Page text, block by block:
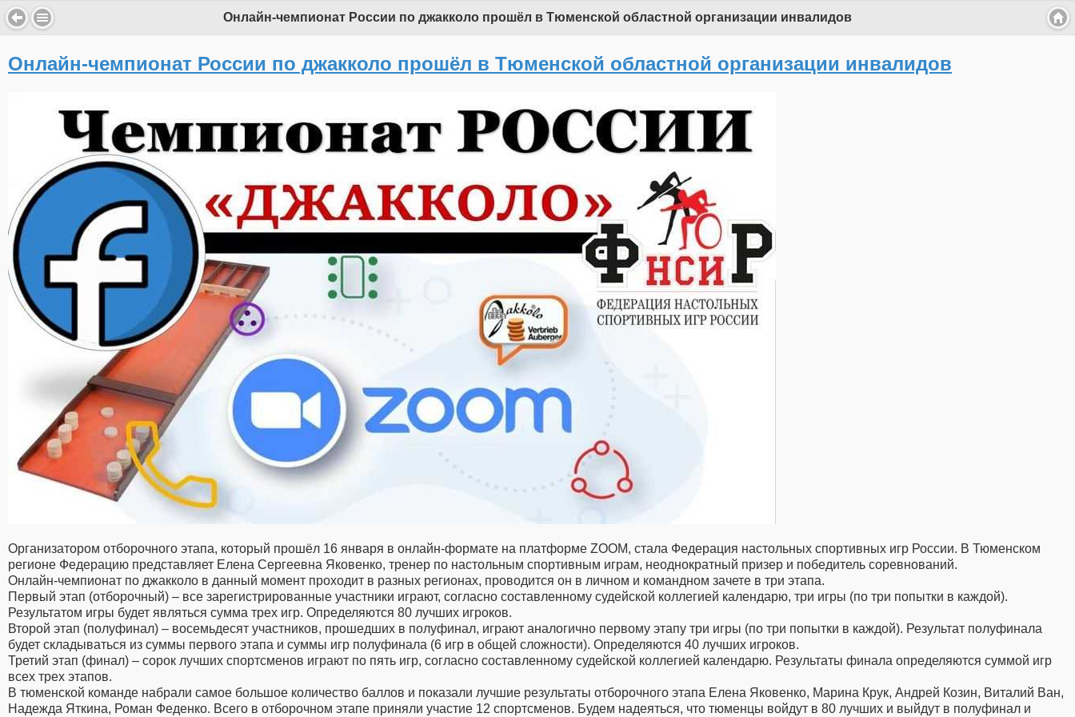
Онлайн-чемпионат России по джакколо прошёл в Тюменской областной организации инвалидов
Онлайн-чемпионат России по джакколо прошёл в Тюменской областной организации инвалидов
Организатором отборочного этапа, который прошёл 16 января в онлайн-формате на платформе ZOOM, стала Федерация настольных спортивных игр России. В Тюменском
регионе Федерацию представляет Елена Сергеевна Яковенко, тренер по настольным спортивным играм, неоднократный призер и победитель соревнований.
Онлайн-чемпионат по джакколо в данный момент проходит в разных регионах, проводится он в личном и командном зачете в три этапа.
Первый этап (отборочный) – все зарегистрированные участники играют, согласно составленному судейской коллегией календарю, три игры (по три попытки в каждой).
Результатом игры будет являться сумма трех игр. Определяются 80 лучших игроков.
Второй этап (полуфинал) – восемьдесят участников, прошедших в полуфинал, играют аналогично первому этапу три игры (по три попытки в каждой). Результат полуфинала
будет складываться из суммы первого этапа и суммы игр полуфинала (6 игр в общей сложности). Определяются 40 лучших игроков.
Третий этап (финал) – сорок лучших спортсменов играют по пять игр, согласно составленному судейской коллегией календарю. Результаты финала определяются суммой игр
всех трех этапов.
В тюменской команде набрали самое большое количество баллов и показали лучшие результаты отборочного этапа Елена Яковенко, Марина Крук, Андрей Козин, Виталий Ван,
Надежда Яткина, Роман Феденко. Всего в отборочном этапе приняли участие 12 спортсменов. Будем надеяться, что тюменцы войдут в 80 лучших и выйдут в полуфинал и